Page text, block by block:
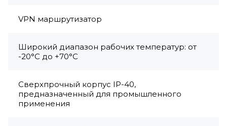
VPN маршрутизатор
Широкий диапазон рабочих температур: от
-20°C до +70°C
Сверхпрочный корпус IP-40,
предназначенный для промышленного
применения